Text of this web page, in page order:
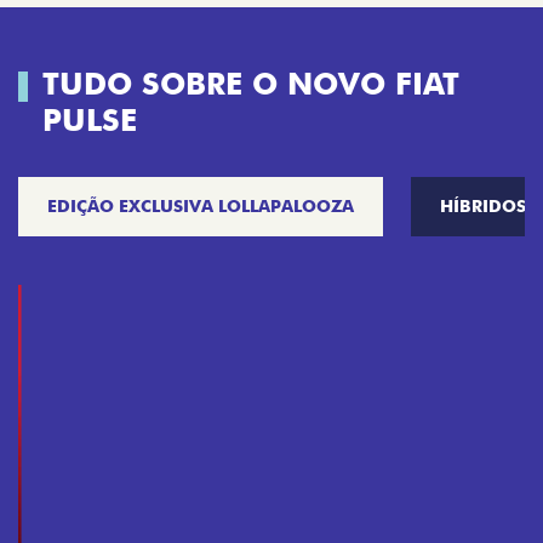
TUDO SOBRE O NOVO FIAT
PULSE
EDIÇÃO EXCLUSIVA LOLLAPALOOZA HÍBRIDOS